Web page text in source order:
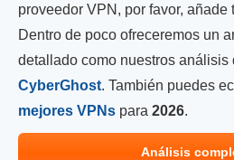
proveedor VPN, por favor, añade
Dentro de poco ofreceremos un
detallado como nuestros análisis
CyberGhost. También puedes
mejores VPNs para 2026.
Análisis